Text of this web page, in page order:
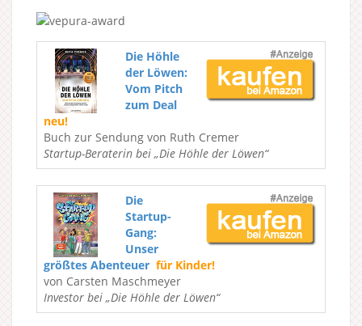
Die Höhle
der Löwen:
Vom Pitch
zum Deal
neu!
Buch zur Sendung von Ruth Cremer
Startup-Beraterin bei „Die Höhle der Löwen“
Die
Startup-
Gang:
Unser
größtes Abenteuer für Kinder!
von Carsten Maschmeyer
Investor bei „Die Höhle der Löwen“